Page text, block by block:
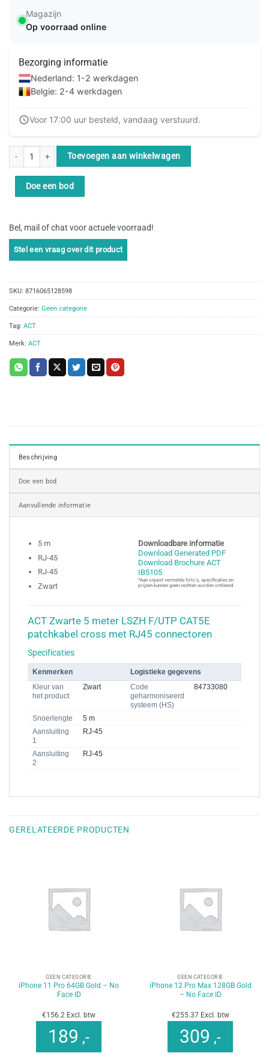
Magazijn
Op voorraad online
Bezorging informatie
Nederland: 1-2 werkdagen
Belgie: 2-4 werkdagen
Voor 17:00 uur besteld, vandaag verstuurd.
ACT Zwarte 5 meter LSZH F/UTP CAT5E patchkabel cross met RJ45
Toevoegen aan winkelwagen
Doe een bod
Bel, mail of chat voor actuele voorraad!
SKU: 8716065128598
Categorie: Geen categorie
Tag: ACT
Merk: ACT
Beschrijving
Doe een bod
Aanvullende informatie
5 m
RJ-45
RJ-45
Zwart
Downloadbare informatie
Download Generated PDF
Download Brochure ACT
IB5105
*Aan onjuist vermelde foto’s, specificaties en
prijzen kunnen geen rechten worden ontleend
ACT Zwarte 5 meter LSZH F/UTP CAT5E
patchkabel cross met RJ45 connectoren
Specificaties
Kenmerken
Logistieke gegevens
Kleur van
het product
Zwart
Code
geharmoniseerd
systeem (HS)
84733080
Snoerlengte
5 m
Aansluiting
1
RJ-45
Aansluiting
2
RJ-45
GERELATEERDE PRODUCTEN
GEEN CATEGORIE
iPhone 11 Pro 64GB Gold – No
Face ID
€156.2 Excl. btw
189 ,-
GEEN CATEGORIE
iPhone 12 Pro Max 128GB Gold
– No Face ID
€255.37 Excl. btw
309 ,-